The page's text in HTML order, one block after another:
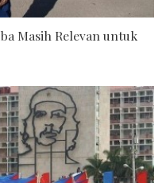
Masih Relevan untuk